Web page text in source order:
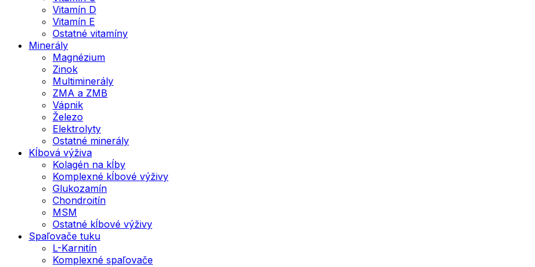
Vitamín D
Vitamín E
Ostatné vitamíny
Minerály
Magnézium
Zinok
Multiminerály
ZMA a ZMB
Vápnik
Železo
Elektrolyty
Ostatné minerály
Kĺbová výživa
Kolagén na kĺby
Komplexné kĺbové výživy
Glukozamín
Chondroitín
MSM
Ostatné kĺbové výživy
Spaľovače tuku
L-Karnitín
Komplexné spaľovače